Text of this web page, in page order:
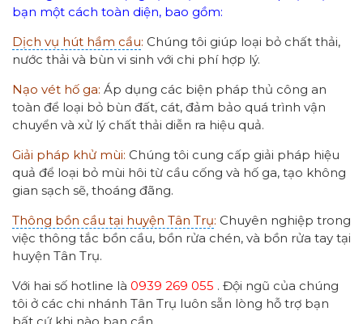
bạn một cách toàn diện, bao gồm:
Dịch vụ hút hầm cầu: Chúng tôi giúp loại bỏ chất thải,
nước thải và bùn vi sinh với chi phí hợp lý.
Nạo vét hố ga: Áp dụng các biện pháp thủ công an
toàn để loại bỏ bùn đất, cát, đảm bảo quá trình vận
chuyển và xử lý chất thải diễn ra hiệu quả.
Giải pháp khử mùi: Chúng tôi cung cấp giải pháp hiệu
quả để loại bỏ mùi hôi từ cầu cống và hố ga, tạo không
gian sạch sẽ, thoáng đãng.
Thông bồn cầu tại huyện Tân Trụ: Chuyên nghiệp trong
việc thông tắc bồn cầu, bồn rửa chén, và bồn rửa tay tại
huyện Tân Trụ.
Với hai số hotline là 0939 269 055 . Đội ngũ của chúng
tôi ở các chi nhánh Tân Trụ luôn sẵn lòng hỗ trợ bạn